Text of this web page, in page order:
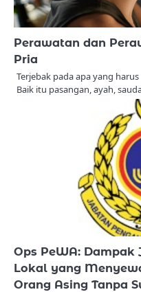
Perawatan dan
Pria
Terjebak pada apa yang
Baik itu pasangan, ayah,
Ops PeWA:
Lokal yang
Orang Asing Tanpa